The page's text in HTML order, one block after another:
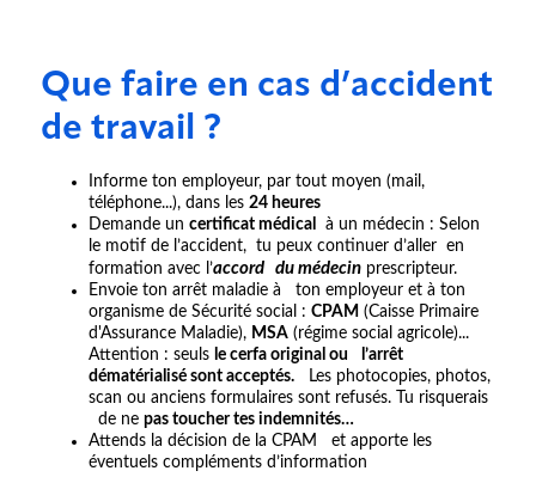
Que faire en cas d’accident
de travail ?
Informe ton employeur, par tout moyen (mail,
téléphone...), dans les 24 heures
Demande un certificat médical
à un médecin : Selon
le motif de l’accident, tu peux continuer d’aller en
formation avec l’accord du médecinprescripteur.
Envoie ton arrêt maladie à ton employeur et à ton
organisme de Sécurité social : CPAM (Caisse Primaire
d'Assurance Maladie), MSA(régime social agricole)...
Attention : seuls le cerfa original ou l’arrêt
dématérialisé sont acceptés.Les photocopies, photos,
scan ou anciens formulaires sont refusés. Tu risquerais
de ne pas toucher tes indemnités…
Attends la décision de la CPAM et apporte les
éventuels compléments d’information